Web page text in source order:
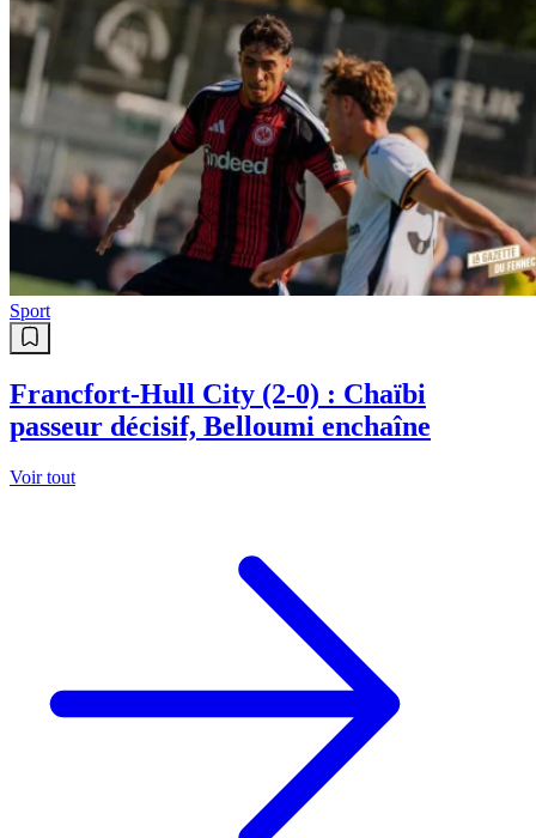
Sport
Francfort-Hull City (2-0) : Chaïbi
passeur décisif, Belloumi enchaîne
Voir tout